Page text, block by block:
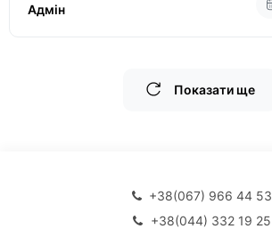
Адмін
Показати ще
+38(067) 966 44 53
+38(044) 332 19 25